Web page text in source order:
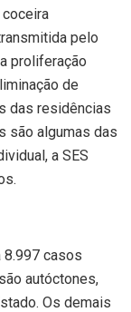
pelo
proliferação
de
das residências
são algumas das
a SES
8.997 casos
autóctones,
Os demais